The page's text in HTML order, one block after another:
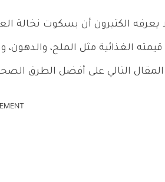
يعرفه الكثيرون أن بسكوت نخالة
الغذائية مثل الملح،
التالي على أفضل الطرق